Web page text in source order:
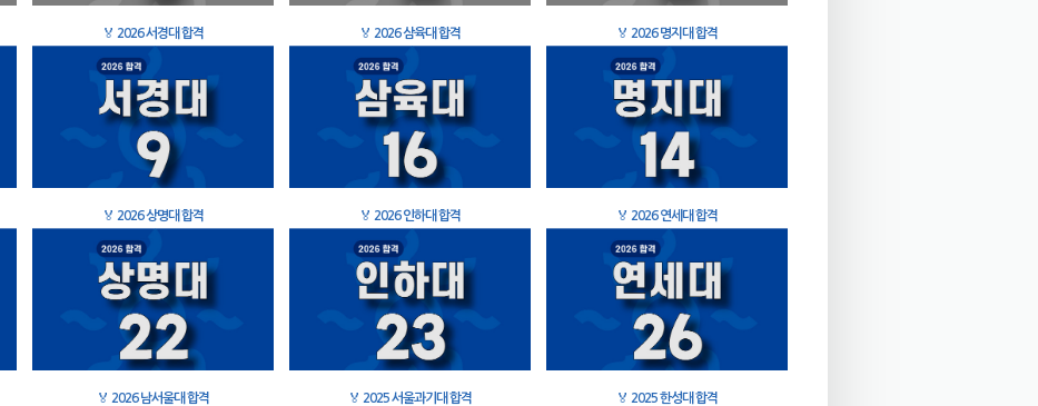
🏅 2026 서경대 합격 🏅 2026 삼육대 합격 🏅 2026 명지대 합격
🏅 2026 상명대 합격 🏅 2026 인하대 합격 🏅 2026 연세대 합격
🏅 2026 남서울대 합격 🏅 2025 서울과기대 합격 🏅 2025 한성대 합격